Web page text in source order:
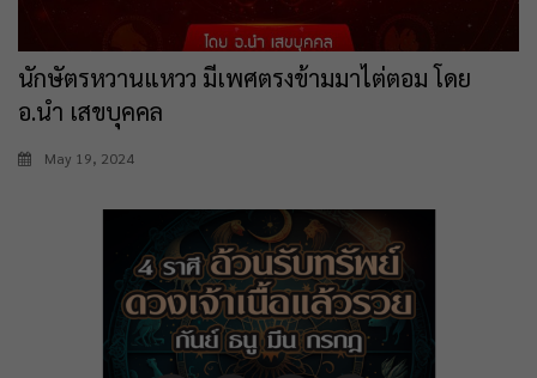
นักษัตรหวานแหวว มีเพศตรงข้ามมาไต่ตอม โดย
อ.นำ เสขบุคคล
May 19, 2024